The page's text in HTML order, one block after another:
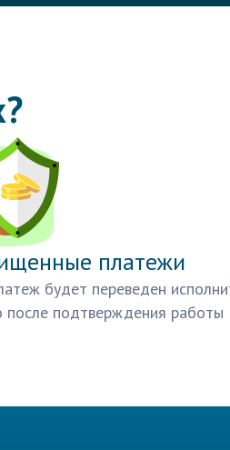
платежи
будет переведен
после подтверждения работы